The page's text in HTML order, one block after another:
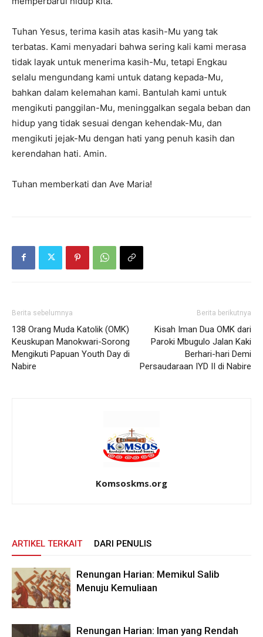
Tuhan Yesus, terima kasih atas kasih-Mu yang tak
terbatas. Kami menyadari bahwa sering kali kami merasa
tidak layak untuk menerima kasih-Mu, tetapi Engkau
selalu mengundang kami untuk datang kepada-Mu,
bahkan dalam kelemahan kami. Bantulah kami untuk
mengikuti panggilan-Mu, meninggalkan segala beban dan
hidup yang tidak sesuai dengan kehendak-Mu, dan
mengikuti jejak-Mu dengan hati yang penuh kasih dan
kerendahan hati. Amin.
Tuhan memberkati dan Ave Maria!
Berita sebelumnya
138 Orang Muda Katolik (OMK)
Keuskupan Manokwari-Sorong
Mengikuti Papuan Youth Day di
Nabire
Berita berikutnya
Kisah Iman Dua OMK dari
Paroki Mbugulo Jalan Kaki
Berhari-hari Demi
Persaudaraan IYD II di Nabire
Komsoskms.org
ARTIKEL TERKAIT DARI PENULIS
Renungan Harian: Memikul Salib
Menuju Kemuliaan
Renungan Harian: Iman yang Rendah